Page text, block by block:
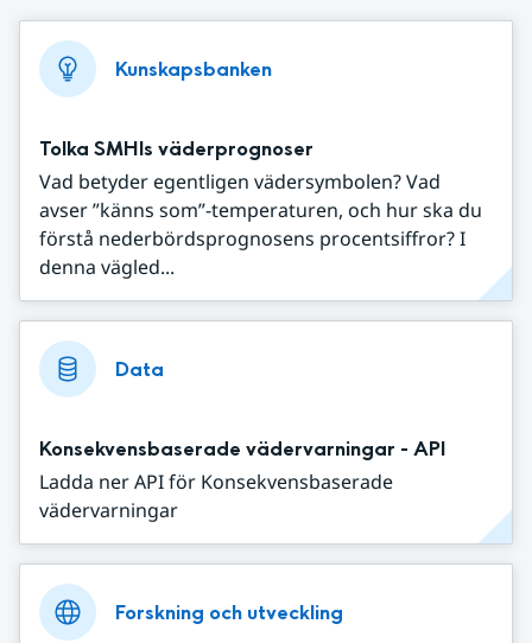
Kunskapsbanken
Tolka SMHIs väderprognoser
Vad betyder egentligen vädersymbolen? Vad
avser ”känns som”-temperaturen, och hur ska du
förstå nederbördsprognosens procentsiffror? I
denna vägled...
Data
Konsekvensbaserade vädervarningar - API
Ladda ner API för Konsekvensbaserade
vädervarningar
Forskning och utveckling